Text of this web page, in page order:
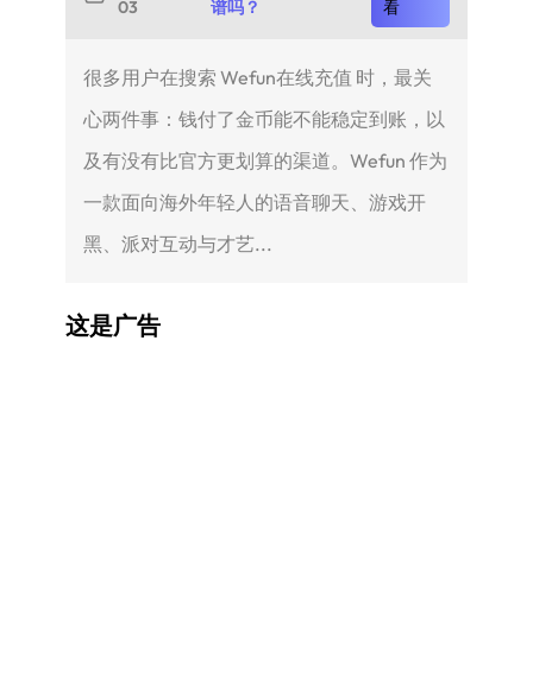
03
谱吗？
看
很多用户在搜索 Wefun在线充值 时，最关
心两件事：钱付了金币能不能稳定到账，以
及有没有比官方更划算的渠道。Wefun 作为
一款面向海外年轻人的语音聊天、游戏开
黑、派对互动与才艺...
这是广告